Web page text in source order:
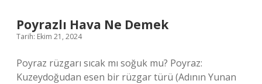
Poyrazlı Hava Ne Demek
Tarih: Ekim 21, 2024
Poyraz rüzgarı sıcak mı soğuk mu? Poyraz:
Kuzeydoğudan esen bir rüzgar türü (Adının Yunan